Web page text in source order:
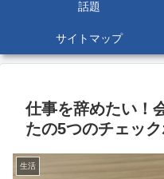
話題
サイトマップ
仕事を辞めたい！
たの5つのチェック
生活